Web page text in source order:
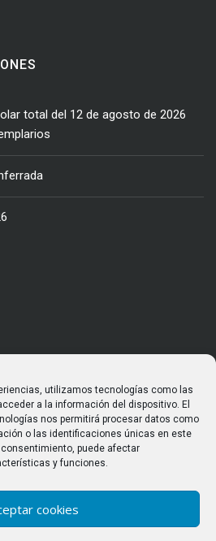
utilizamos tecnologías como las
a la información del dispositivo. El
nos permitirá procesar datos como
o las identificaciones únicas en este
puede afectar
y funciones.
cookies
total del 12 de agosto de 2026